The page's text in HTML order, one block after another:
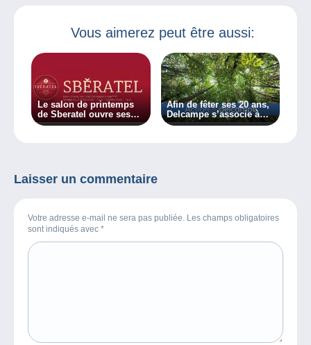
Vous aimerez peut être aussi:
Le salon de printemps
de Sberatel ouvre ses
portes les 27 et 28 mars
Afin de fêter ses 20 ans,
Delcampe s’associe à
Graine de Vie pour
Laisser un commentaire
Votre adresse e-mail ne sera pas publiée. Les champs obligatoires
sont indiqués avec *